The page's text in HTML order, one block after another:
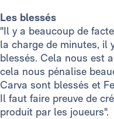
Les blessés
"Il y a beaucoup de
la charge de minutes, il
blessés. Cela nous est
cela nous pénalise
Carva sont blessés et
Il faut faire preuve de
produit par les joueurs".